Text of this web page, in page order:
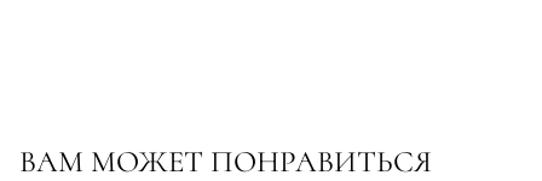
ВАМ МОЖЕТ ПОНРАВИТЬСЯ